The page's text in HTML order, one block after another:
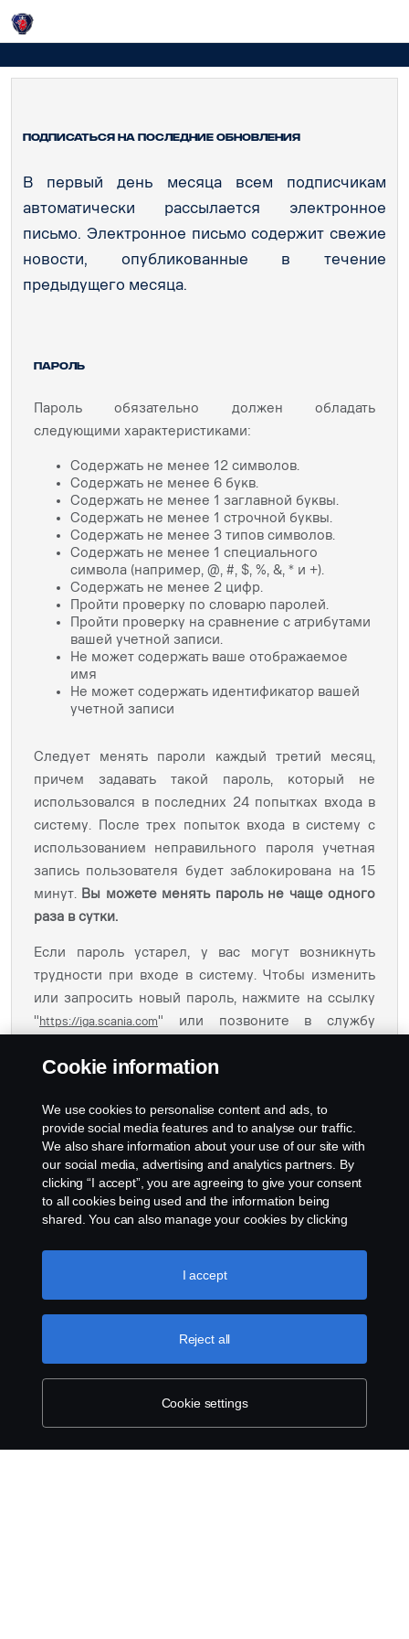
Подписаться на последние обновления
В первый день месяца всем подписчикам
автоматически рассылается электронное
письмо. Электронное письмо содержит свежие
новости, опубликованные в течение
предыдущего месяца.
Пароль
Пароль обязательно должен обладать
следующими характеристиками:
Содержать не менее 12 символов​.​
Содержать не менее 6 букв.​
Содержать не менее 1 заглавной буквы.​
Содержать не менее 1 строчной буквы.
Содержать не менее 3 типов символов.​
Содержать не менее 1 специального
символа (например, @, #, $, %, &, * и +).
Содержать не менее 2 цифр.​
Пройти проверку по словарю паролей.​
Пройти проверку на сравнение с атрибутами
вашей учетной записи​.​
Не может содержать ваше отображаемое
имя​
Не может содержать идентификатор вашей
учетной записи​
Следует менять пароли каждый третий месяц,
причем задавать такой пароль, который не
использовался в последних 24 попытках входа в
систему. После трех попыток входа в систему с
использованием неправильного пароля учетная
запись пользователя будет заблокирована на 15
минут. Вы можете менять пароль не чаще одного
раза в сутки.
Если пароль устарел, у вас могут возникнуть
трудности при входе в систему. Чтобы изменить
или запросить новый пароль, нажмите на ссылку
" https://iga.scania.com" или позвоните в службу
поддержки клиентов Scania IT Sodertalje /
Cookie information
We use cookies to personalise content and ads, to
provide social media features and to analyse our traffic.
We also share information about your use of our site with
our social media, advertising and analytics partners. By
clicking “I accept”, you are agreeing to give your consent
to all cookies being used and the information being
shared. You can also manage your cookies by clicking
like to accept. For a more detailed explanation of how we
use cookies, please visit our cookies section, which you
Cookie settings
Reject all
I accept